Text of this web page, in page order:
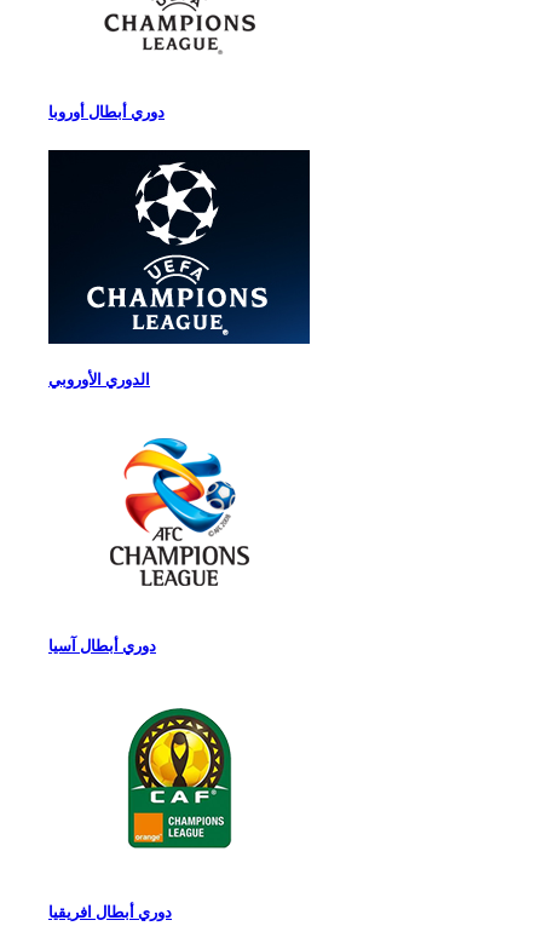
دوري أبطال أوروبا
الدوري الأوروبي
دوري أبطال آسيا
دوري أبطال افريقيا